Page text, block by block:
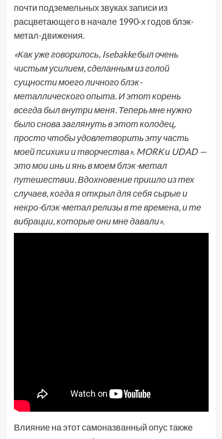
почти подземельных звуках записи из
расцветающего в начале 1990-х годов блэк-
метал-движения.
«Как уже говорилось, Isebakke был очень
чистым усилием, сделанным из голой
сущности моего личного блэк-
металлического опыта. И этот корень
всегда был внутри меня. Теперь мне нужно
было снова заглянуть в этот колодец,
просто чтобы удовлетворить эту часть
моей психики и творчества». MORK и UDAD —
это мои инь и янь в моем блэк-метал
путешествии. Вдохновение пришло из тех
случаев, когда я открыл для себя сырые и
некро-блэк-метал релизы в те времена, и те
вибрации, которые они мне давали».
Влияние на этот самоназванный опус также